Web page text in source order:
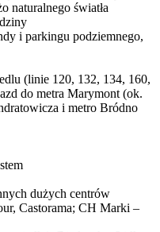
naturalnego światła
i parkingu podziemnego,
(linie 120, 132, 134, 160,
do metra Marymont (ok.
i metro Bródno
dużych centrów
Castorama; CH Marki –